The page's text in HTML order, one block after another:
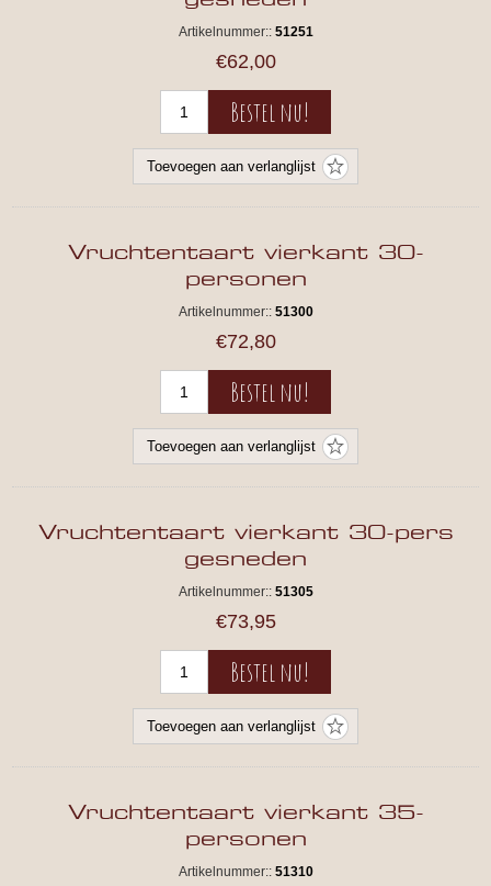
Artikelnummer:: 51251
€62,00
Vruchtentaart vierkant 30-
personen
Artikelnummer:: 51300
€72,80
Vruchtentaart vierkant 30-pers
gesneden
Artikelnummer:: 51305
€73,95
Vruchtentaart vierkant 35-
personen
Artikelnummer:: 51310